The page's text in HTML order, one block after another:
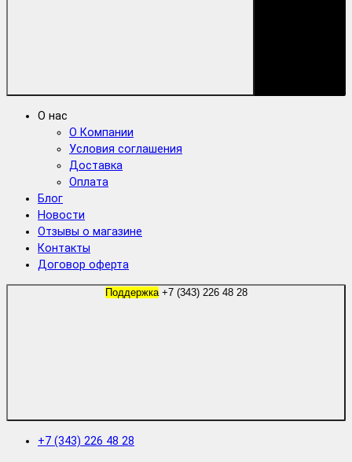
О нас
О Компании
Условия соглашения
Доставка
Оплата
Блог
Новости
Отзывы о магазине
Контакты
Договор оферта
Поддержка +7 (343) 226 48 28
+7 (343) 226 48 28